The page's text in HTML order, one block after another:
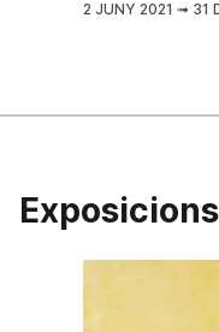
2 JUNY 2021 ➟ 31
Exposicions